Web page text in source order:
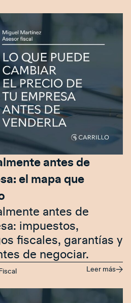
antes de
el mapa que
antes de
impuestos,
fiscales, garantías y
de negociar.
Leer más